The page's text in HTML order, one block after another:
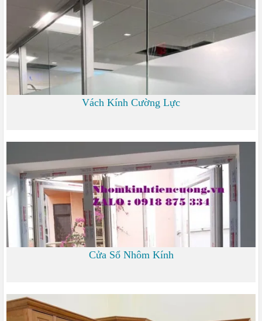
Vách Kính Cường Lực
Cửa Sổ Nhôm Kính